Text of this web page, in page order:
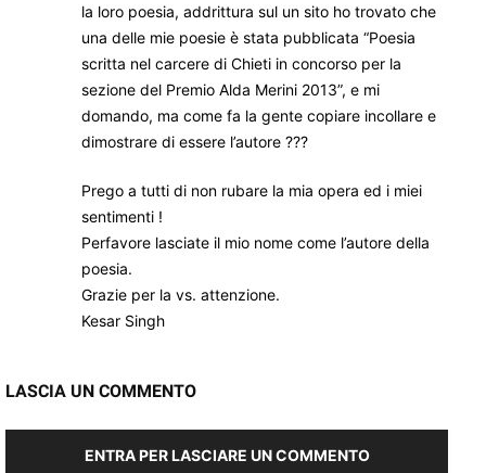
la loro poesia, addrittura sul un sito ho trovato che
una delle mie poesie è stata pubblicata “Poesia
scritta nel carcere di Chieti in concorso per la
sezione del Premio Alda Merini 2013”, e mi
domando, ma come fa la gente copiare incollare e
dimostrare di essere l’autore ???
Prego a tutti di non rubare la mia opera ed i miei
sentimenti !
Perfavore lasciate il mio nome come l’autore della
poesia.
Grazie per la vs. attenzione.
Kesar Singh
LASCIA UN COMMENTO
ENTRA PER LASCIARE UN COMMENTO